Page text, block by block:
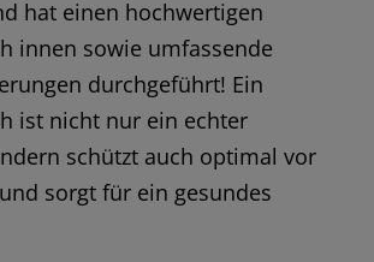
hat einen hochwertigen
innen sowie umfassende
durchgeführt! Ein
ist nicht nur ein echter
schützt auch optimal vor
sorgt für ein gesundes